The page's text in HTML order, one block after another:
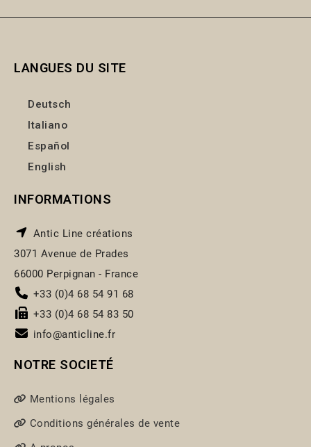
LANGUES DU SITE
Deutsch
Italiano
Español
English
INFORMATIONS
Antic Line créations
3071 Avenue de Prades
66000 Perpignan - France
+33 (0)4 68 54 91 68
+33 (0)4 68 54 83 50
info@anticline.fr
NOTRE SOCIETÉ
Mentions légales
Conditions générales de vente